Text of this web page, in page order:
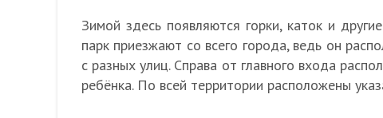
Зимой здесь появляются горки, каток и
парк приезжают со всего города, ведь он
с разных улиц. Справа от главного входа
ребёнка. По всей территории расположены